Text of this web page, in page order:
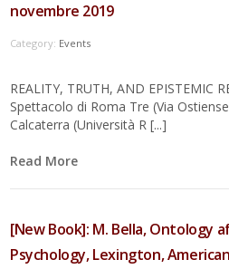
novembre 2019
Category: Events
REALITY, TRUTH, AND EPISTEMIC
Spettacolo di Roma Tre (Via
Calcaterra (Università R [...]
Read More
[New Book]: M. Bella, Ontology
Psychology, Lexington,